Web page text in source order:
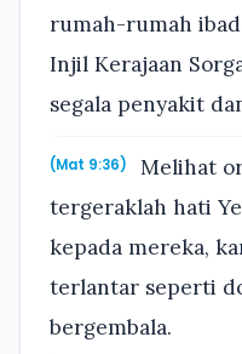
rumah-rumah
Injil Kerajaan
segala penyakit
(Mat 9:36)
Melihat
tergeraklah hati
kepada mereka,
terlantar seperti
bergembala.